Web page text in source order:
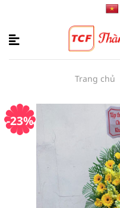
nội
Trang chủ
-23%